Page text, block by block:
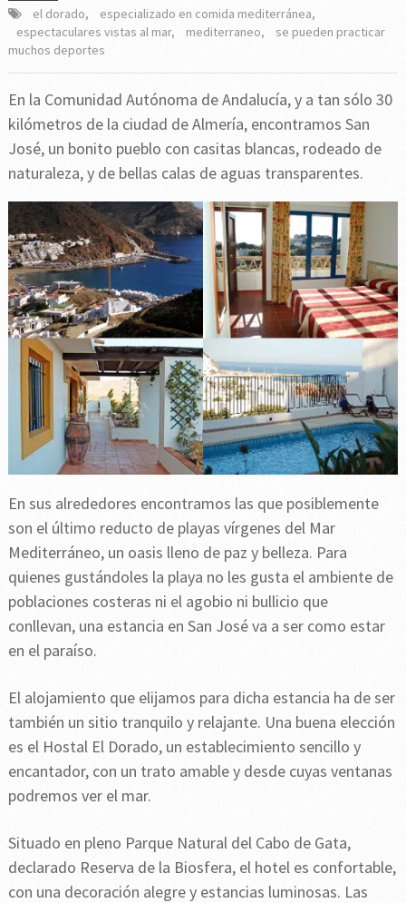
el dorado, especializado en comida mediterránea,
espectaculares vistas al mar, mediterraneo,
se pueden practicar
muchos deportes
En la Comunidad Autónoma de Andalucía, y a tan sólo 30
kilómetros de la ciudad de Almería, encontramos San
José, un bonito pueblo con casitas blancas, rodeado de
naturaleza, y de bellas calas de aguas transparentes.
En sus alrededores encontramos las que posiblemente
son el último reducto de playas vírgenes del Mar
Mediterráneo, un oasis lleno de paz y belleza. Para
quienes gustándoles la playa no les gusta el ambiente de
poblaciones costeras ni el agobio ni bullicio que
conllevan, una estancia en San José va a ser como estar
en el paraíso.
El alojamiento que elijamos para dicha estancia ha de ser
también un sitio tranquilo y relajante. Una buena elección
es el Hostal El Dorado, un establecimiento sencillo y
encantador, con un trato amable y desde cuyas ventanas
podremos ver el mar.
Situado en pleno Parque Natural del Cabo de Gata,
declarado Reserva de la Biosfera, el hotel es confortable,
con una decoración alegre y estancias luminosas. Las